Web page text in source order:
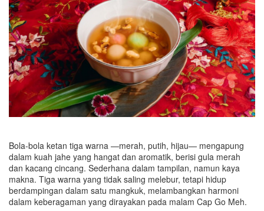
Bola-bola ketan tiga warna —merah, putih, hijau— mengapung
dalam kuah jahe yang hangat dan aromatik, berisi gula merah
dan kacang cincang. Sederhana dalam tampilan, namun kaya
makna. Tiga warna yang tidak saling melebur, tetapi hidup
berdampingan dalam satu mangkuk, melambangkan harmoni
dalam keberagaman yang dirayakan pada malam Cap Go Meh.